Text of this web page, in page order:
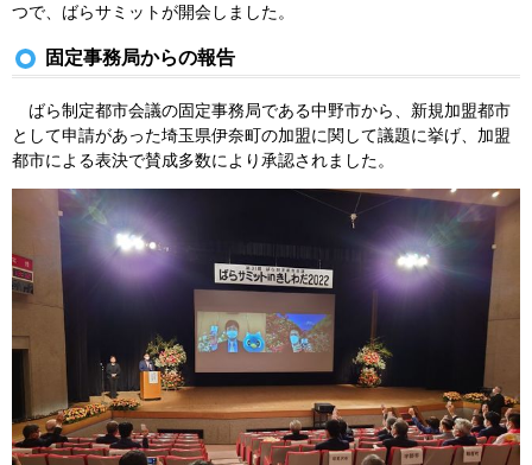
つで、ばらサミットが開会しました。
固定事務局からの報告
ばら制定都市会議の固定事務局である中野市から、新規加盟都市
として申請があった埼玉県伊奈町の加盟に関して議題に挙げ、加盟
都市による表決で賛成多数により承認されました。